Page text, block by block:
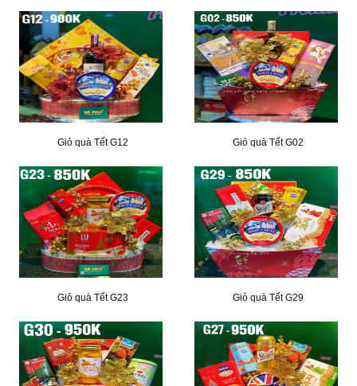
Giỏ quà Tết G12 Giỏ quà Tết G02
Giỏ quà Tết G23 Giỏ quà Tết G29